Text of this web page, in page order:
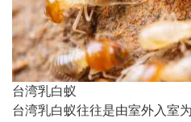
台湾乳白蚁
台湾乳白蚁往往是由室外入室